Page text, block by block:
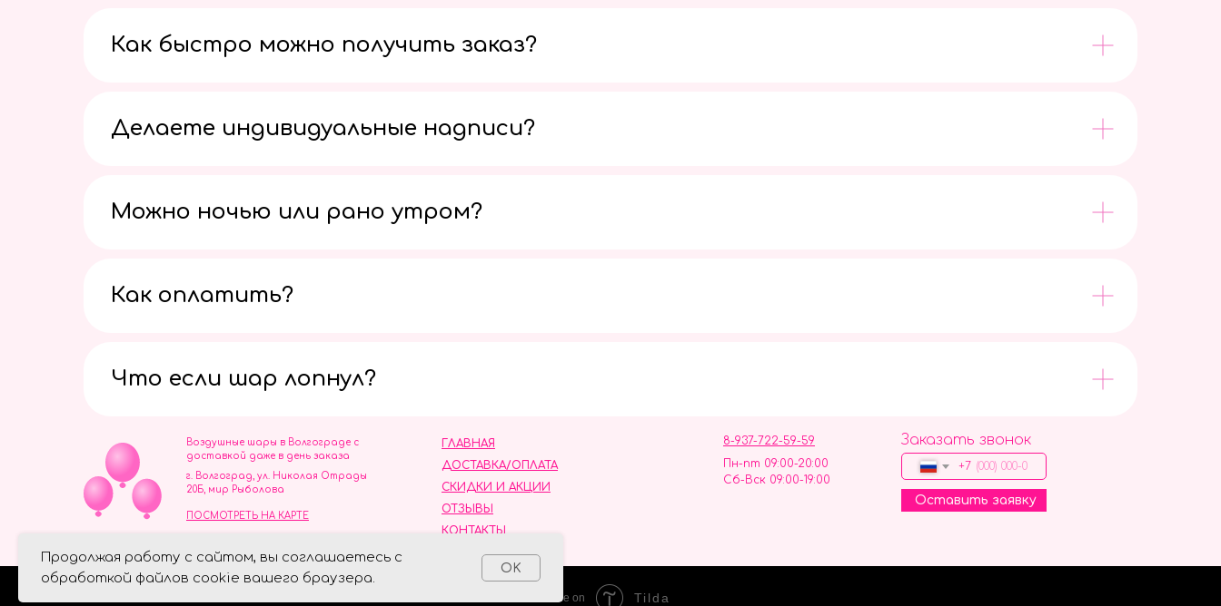
Продолжая работу с сайтом, вы соглашаетесь с
обработкой файлов cookie вашего браузера.
OK
Как быстро можно получить заказ?
Делаете индивидуальные надписи?
Можно ночью или рано утром?
Как оплатить?
Что если шар лопнул?
ОТЗЫВЫ
ГЛАВНАЯ
ДОСТАВКА/ОПЛАТА
СКИДКИ И АКЦИИ
КОНТАКТЫ
8-937-722-59-59
Пн-пт 09:00-20:00
Сб-Вск 09:00-19:00
Воздушные шары в Волгограде с
доставкой даже в день заказа
Заказать звонок
+7
Оставить заявку
г. Волгоград, ул. Николая Отрады
20Б, мир Рыболова
ПОСМОТРЕТЬ НА КАРТЕ
ИНН 344110093739
Политика обработки персональных данных
Made on Tilda